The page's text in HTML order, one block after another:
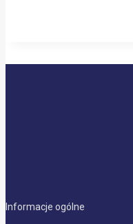
Informacje ogólne